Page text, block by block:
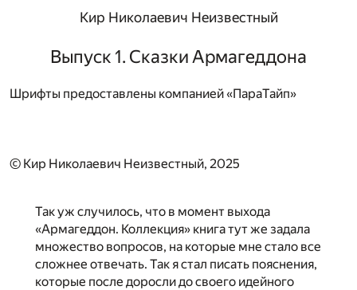
Кир Николаевич Неизвестный
Выпуск 1. Сказки Армагеддона
Шрифты предоставлены компанией «ПараТайп»
© Кир Николаевич Неизвестный, 2025
Так уж случилось, что в момент выхода
«Армагеддон. Коллекция» книга тут же задала
множество вопросов, на которые мне стало все
сложнее отвечать. Так я стал писать пояснения,
которые после доросли до своего идейного